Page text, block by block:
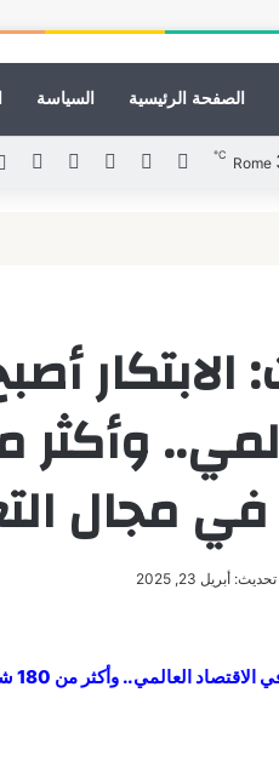
الصفحة الرئيسية السياسة
Rome
℃ فيسبوك لينكدإنيوتيوب
الابتكار
مجال
أبريل 23, 2025
من 180 شركة عالمية تعمل في مجال التعهيد بمصر